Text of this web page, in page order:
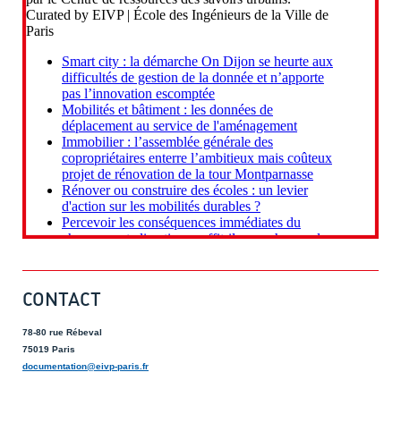
CONTACT
78-80 rue Rébeval
75019 Paris
documentation@eivp-paris.fr